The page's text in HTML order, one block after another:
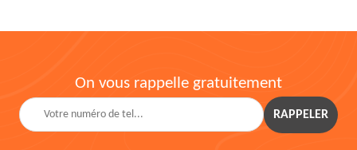
On vous rappelle gratuitement